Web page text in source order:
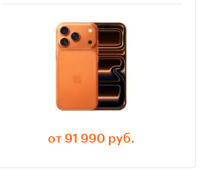
от 91 990 руб.